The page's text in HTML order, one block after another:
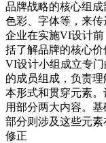
品牌战略的核心组成
色彩、字体等，来
企业在实施VI设计
括了解品牌的核心
VI设计小组成立专
的成员组成，负责
本形式和贯穿元素
用部分两大内容。
部分则涉及这些元
修正